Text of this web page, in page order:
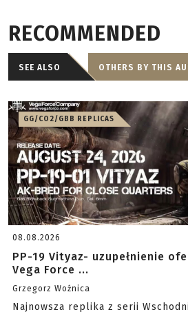
RECOMMENDED
SEE ALSO OTHERS BY THIS
GG/CO2/GBB REPLICAS
08.08.2026
PP-19 Vityaz- uzupełnienie
Vega Force ...
Grzegorz Woźnica
Najnowsza replika z serii